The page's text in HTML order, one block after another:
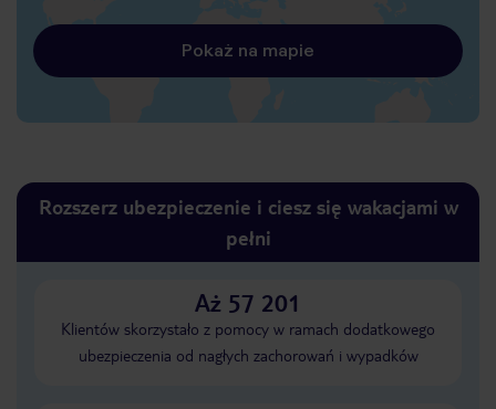
Pokaż na mapie
Rozszerz ubezpieczenie i ciesz się wakacjami w
pełni
Aż 57 201
Klientów skorzystało z pomocy w ramach dodatkowego
ubezpieczenia od nagłych zachorowań i wypadków